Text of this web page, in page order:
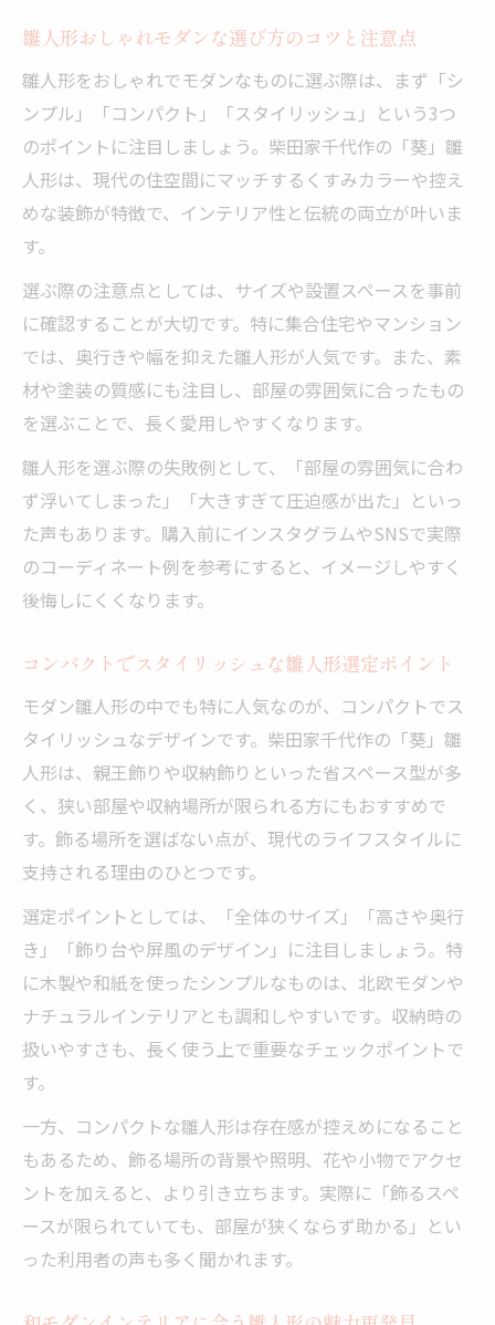
さ
おしゃれな北欧風にも合う雛人形の魅力
北欧テイストに合う柴田家千代作の「葵」
雛人形
雛人形おしゃれインテリアで広がる楽しみ
シンプルモダンな雛人形が与える軽やかな
印象
おしゃれインスタで注目の雛人形飾り例
柴田家千代作の「葵」雛人形が映える部屋
作り
雛人形シンプルモダンが人気の秘密を探る
柴田家千代作の「葵」雛人形が人気の理由
とは
雛人形おしゃれモダンなデザインの魅力解
説
ネート
雛人形今どき後悔しない選び方ガイド
おしゃれ人気雛人形に共通するデザイン性
くすみカラーが印象的な「葵」雛人形の美学
ント
落ち着いた雛人形で大人インテリアを実現
柴田家千代作「葵」雛人形の色使いのこだ
わり
雛人形おしゃれモダンな選び方のコツと注意点
雛人形をおしゃれでモダンなものに選ぶ際は、まず「シ
ンプル」「コンパクト」「スタイリッシュ」という3つ
のポイントに注目しましょう。柴田家千代作の「葵」雛
人形は、現代の住空間にマッチするくすみカラーや控え
めな装飾が特徴で、インテリア性と伝統の両立が叶いま
す。
選ぶ際の注意点としては、サイズや設置スペースを事前
に確認することが大切です。特に集合住宅やマンション
では、奥行きや幅を抑えた雛人形が人気です。また、素
材や塗装の質感にも注目し、部屋の雰囲気に合ったもの
を選ぶことで、長く愛用しやすくなります。
雛人形を選ぶ際の失敗例として、「部屋の雰囲気に合わ
ず浮いてしまった」「大きすぎて圧迫感が出た」といっ
た声もあります。購入前にインスタグラムやSNSで実際
のコーディネート例を参考にすると、イメージしやすく
後悔しにくくなります。
コンパクトでスタイリッシュな雛人形選定ポイント
モダン雛人形の中でも特に人気なのが、コンパクトでス
タイリッシュなデザインです。柴田家千代作の「葵」雛
人形は、親王飾りや収納飾りといった省スペース型が多
く、狭い部屋や収納場所が限られる方にもおすすめで
す。飾る場所を選ばない点が、現代のライフスタイルに
支持される理由のひとつです。
選定ポイントとしては、「全体のサイズ」「高さや奥行
き」「飾り台や屏風のデザイン」に注目しましょう。特
に木製や和紙を使ったシンプルなものは、北欧モダンや
ナチュラルインテリアとも調和しやすいです。収納時の
扱いやすさも、長く使う上で重要なチェックポイントで
す。
一方、コンパクトな雛人形は存在感が控えめになること
もあるため、飾る場所の背景や照明、花や小物でアクセ
ントを加えると、より引き立ちます。実際に「飾るスペ
ースが限られていても、部屋が狭くならず助かる」とい
った利用者の声も多く聞かれます。